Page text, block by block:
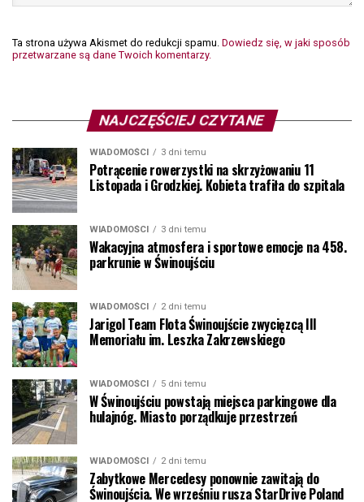
Ta strona używa Akismet do redukcji spamu. Dowiedz się, w jaki sposób
przetwarzane są dane Twoich komentarzy.
NAJCZĘŚCIEJ CZYTANE
WIADOMOŚCI 3 dni temu
Potrącenie rowerzystki na skrzyżowaniu 11
Listopada i Grodzkiej. Kobieta trafiła do szpitala
WIADOMOŚCI 3 dni temu
Wakacyjna atmosfera i sportowe emocje na 458.
parkrunie w Świnoujściu
WIADOMOŚCI 2 dni temu
Jarigol Team Flota Świnoujście zwycięzcą III
Memoriału im. Leszka Zakrzewskiego
WIADOMOŚCI 5 dni temu
W Świnoujściu powstają miejsca parkingowe dla
hulajnóg. Miasto porządkuje przestrzeń
WIADOMOŚCI 2 dni temu
Zabytkowe Mercedesy ponownie zawitają do
Świnoujścia. We wrześniu rusza StarDrive Poland